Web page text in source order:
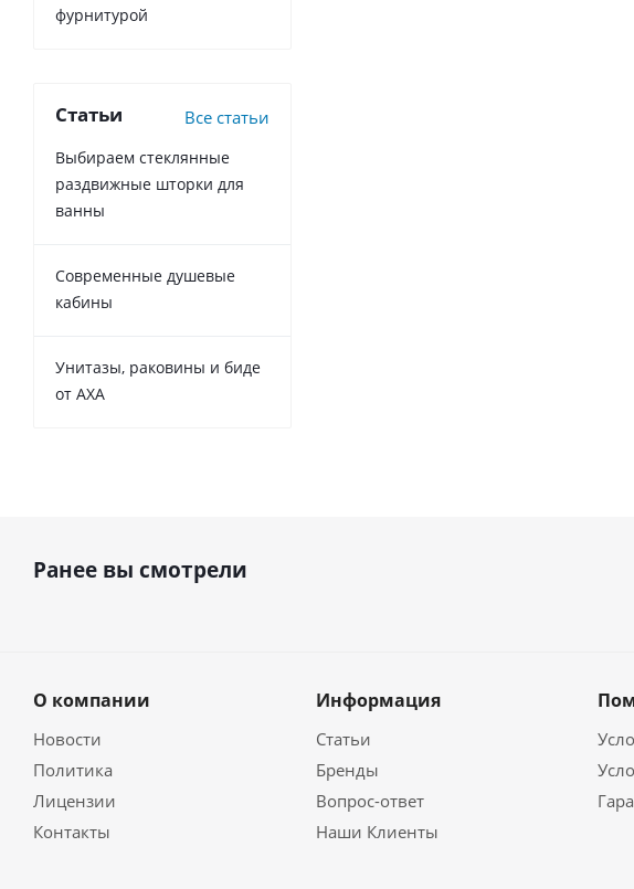
фурнитурой
Статьи Все статьи
Выбираем стеклянные
раздвижные шторки для
ванны
Современные душевые
кабины
Унитазы, раковины и биде
от AXA
Ранее вы смотрели
О компании
Новости
Политика
Лицензии
Контакты
Информация
Статьи
Бренды
Вопрос-ответ
Наши Клиенты